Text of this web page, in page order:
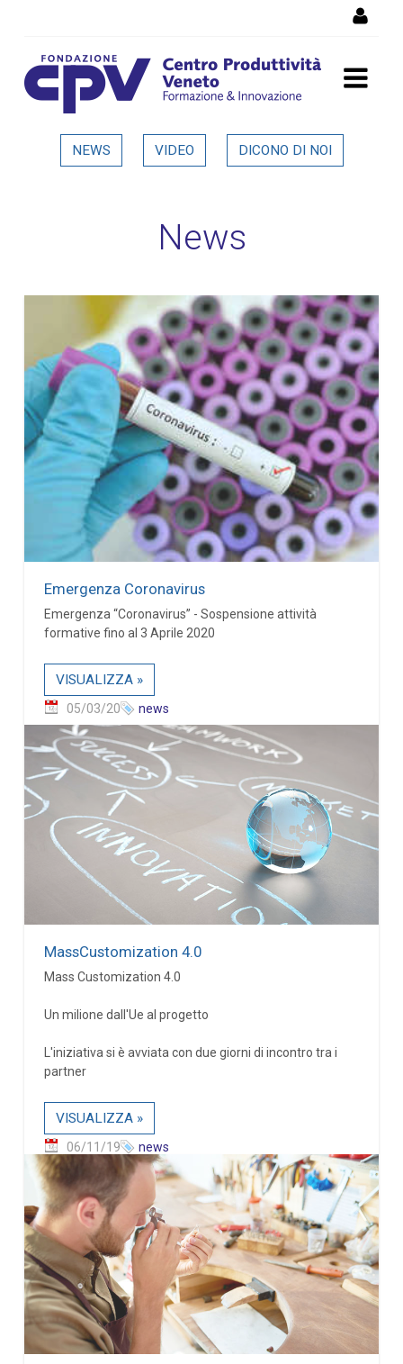
Dettaglio in evidenza
NEWS VIDEO DICONO DI NOI
News
Emergenza Coronavirus
Emergenza “Coronavirus” - Sospensione attività
formative fino al 3 Aprile 2020
VISUALIZZA »
05/03/20 news
MassCustomization 4.0
Mass Customization 4.0
Un milione dall'Ue al progetto
L'iniziativa si è avviata con due giorni di incontro tra i
partner
VISUALIZZA »
06/11/19 news